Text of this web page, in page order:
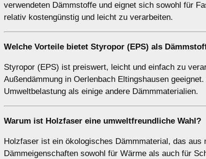
verwendeten Dämmstoffe und eignet sich sowohl für
relativ kostengünstig und leicht zu verarbeiten.
Welche Vorteile bietet Styropor (EPS) als
Styropor (EPS) ist preiswert, leicht und einfach zu
Außendämmung in Oerlenbach Eltingshausen
Umweltbelastung als einige andere Dämmmaterialien.
Warum ist Holzfaser eine umweltfreundliche Wahl?
Holzfaser ist ein ökologisches Dämmmaterial, das
Dämmeigenschaften sowohl für Wärme als auch für